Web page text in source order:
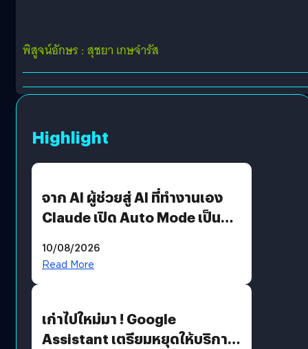
พิสูจน์อักษร : สุชยา เกษจำรัส
Highlight
จาก AI ผู้ช่วยสู่ AI ที่ทำงานเอง
Claude เปิด Auto Mode เป็นค่า
10/08/2026
Read More
เก่าไปใหม่มา ! Google
Assistant เตรียมหยุดให้บริการ